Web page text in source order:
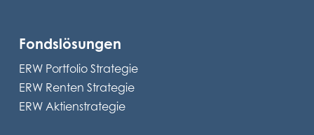
Fondslösungen
ERW Portfolio Strategie
ERW Renten Strategie
ERW Aktienstrategie